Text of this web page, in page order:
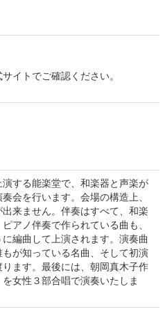
イトでご確認ください。
する能楽堂で、和楽器と声楽が
会を行います。会場の構造上、
来ません。伴奏はすべて、和楽
アノ伴奏で作られている曲も、
編曲して上演されます。演奏曲
が知っている名曲、そして初演
ます。最後には、朝岡真木子作
女性３部合唱で演奏いたしま